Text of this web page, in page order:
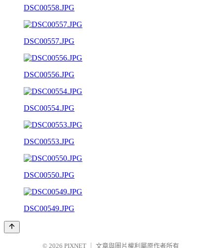
DSC00558.JPG
DSC00557.JPG
DSC00556.JPG
DSC00554.JPG
DSC00553.JPG
DSC00550.JPG
DSC00549.JPG
© 2026 PIXNET 文章與圖片權利屬原作者所有